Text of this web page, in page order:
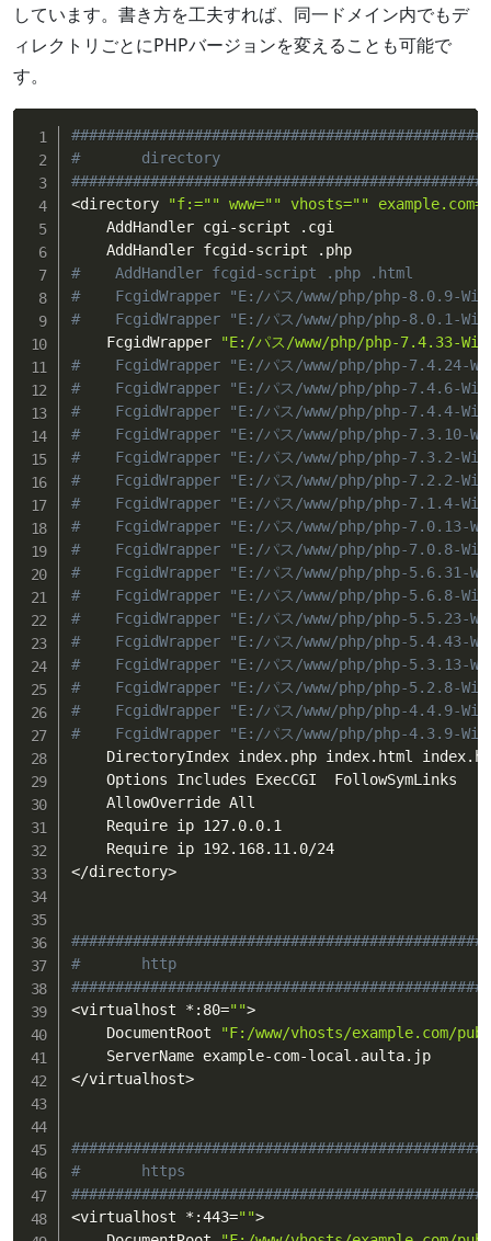
しています。書き方を工夫すれば、同一ドメイン内でもデ
ィレクトリごとにPHPバージョンを変えることも可能で
す。
#       directory
<directory "f:="" www="" vhosts=""
    AddHandler cgi-script .cgi
#    AddHandler fcgid-script .php .html
#    FcgidWrapper "E:/パス/www/php/php-8.0.9-
#    FcgidWrapper "E:/パス/www/php/php-8.0.1-
    FcgidWrapper
"E:/パス/www/php/php-7.4.33-
#    FcgidWrapper "E:/パス/www/php/php-7.4.24-
#    FcgidWrapper "E:/パス/www/php/php-7.4.6-
#    FcgidWrapper "E:/パス/www/php/php-7.4.4-
#    FcgidWrapper "E:/パス/www/php/php-7.3.10-
#    FcgidWrapper "E:/パス/www/php/php-7.3.2-
#    FcgidWrapper "E:/パス/www/php/php-7.2.2-
#    FcgidWrapper "E:/パス/www/php/php-7.1.4-
#    FcgidWrapper "E:/パス/www/php/php-7.0.13-
#    FcgidWrapper "E:/パス/www/php/php-7.0.8-
#    FcgidWrapper "E:/パス/www/php/php-5.6.31-
#    FcgidWrapper "E:/パス/www/php/php-5.6.8-
#    FcgidWrapper "E:/パス/www/php/php-5.5.23-
#    FcgidWrapper "E:/パス/www/php/php-5.4.43-
#    FcgidWrapper "E:/パス/www/php/php-5.3.13-
#    FcgidWrapper "E:/パス/www/php/php-5.2.8-
#    FcgidWrapper "E:/パス/www/php/php-4.4.9-
#    FcgidWrapper "E:/パス/www/php/php-4.3.9-
DirectoryIndex index.php index.html
    Options Includes ExecCGI  FollowSymLinks
    AllowOverride All
    Require ip 127.0.0.1
</directory>
#       http
<virtualhost *:80="">
    DocumentRoot
"F:/www/vhosts/example.com/
</virtualhost>
#       https
<virtualhost *:443="">